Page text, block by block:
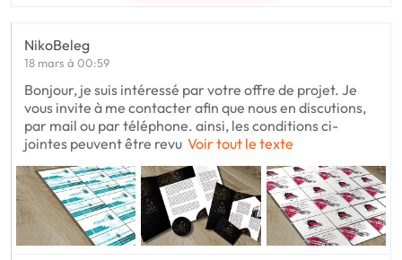
NikoBeleg
18 mars à 00:59
Bonjour, je suis intéressé par votre offre de projet. Je
vous invite à me contacter afin que nous en discutions,
par mail ou par téléphone. ainsi, les conditions ci-
jointes peuvent être revu Voir tout le texte